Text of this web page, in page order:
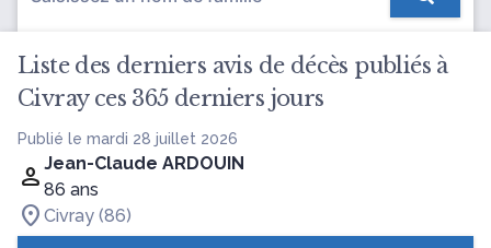
Liste des derniers avis de décès publiés à
Civray ces 365 derniers jours
Publié le mardi 28 juillet 2026
Jean-Claude ARDOUIN
86 ans
Civray (86)